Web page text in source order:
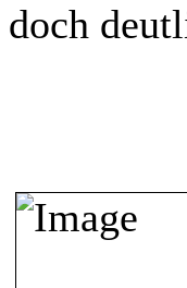
doch